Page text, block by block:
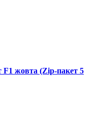
F1 жовта (Zip-пакет 5